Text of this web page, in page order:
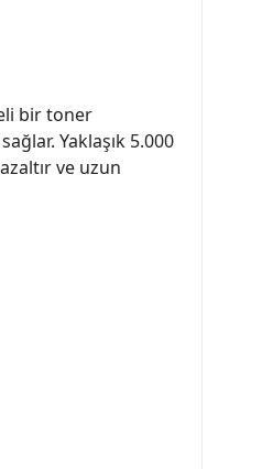
bir toner
Yaklaşık 5.000
ve uzun